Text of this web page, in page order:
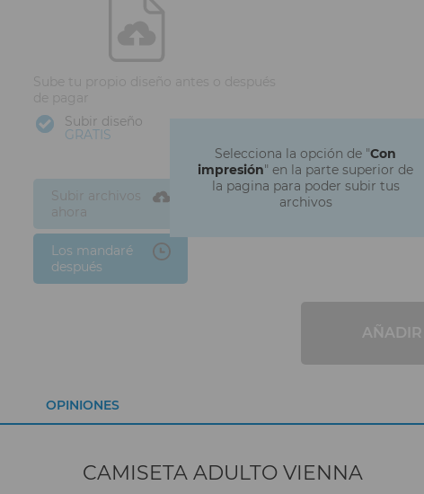
Selecciona la opción de "Con
impresión" en la parte superior de
la pagina para poder subir tus
archivos
Sube tu propio diseño antes o después
de pagar
Subir diseño
GRATIS
Subir archivos
ahora
Los mandaré
después
CAMISETA ADULTO VIENNA
OPINIONES